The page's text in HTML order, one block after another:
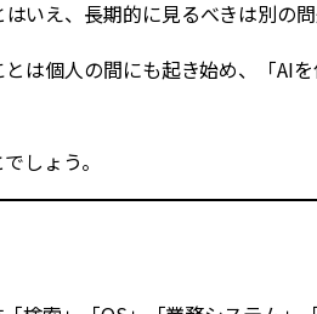
いえ、長期的に見るべきは別の問
は個人の間にも起き始め、「AI
しょう。